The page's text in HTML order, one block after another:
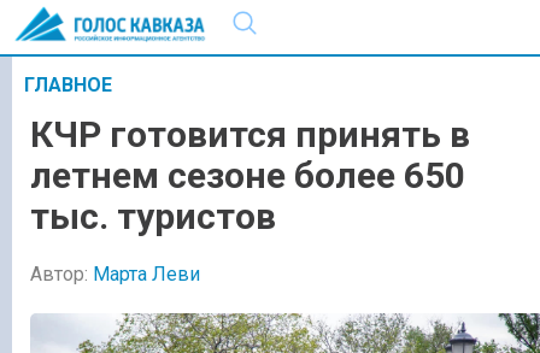
ГЛАВНОЕ
КЧР готовится принять в
летнем сезоне более 650
тыс. туристов
Автор: Марта Леви